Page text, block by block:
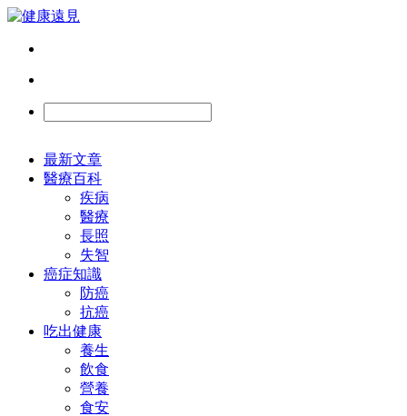
最新文章
醫療百科
疾病
醫療
長照
失智
癌症知識
防癌
抗癌
吃出健康
養生
飲食
營養
食安